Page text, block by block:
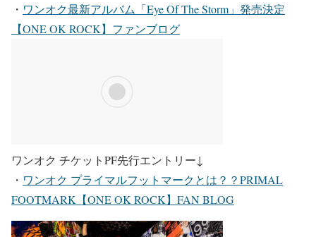
・ ワンオク最新アルバム「Eye Of The Storm」発売決定
【ONE OK ROCK】ファンブログ
ワンオク チケットPF先行エントリー ↓
・ ワンオク プライマルフットマークとは？？PRIMAL
FOOTMARK【ONE OK ROCK】FAN BLOG